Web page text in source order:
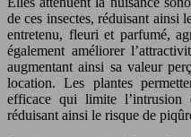
de ces insectes, réduisant ainsi
entretenu, fleuri et parfumé,
également améliorer
augmentant ainsi sa valeur
location. Les plantes
efficace qui limite l’intrusion
réduisant ainsi le risque de